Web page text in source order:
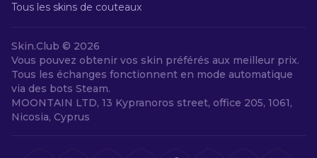
Tous les skins de couteaux
Skin.Club © 2026
Vous pouvez obtenir vos skin préférés aux meilleur prix.
Tous les échanges fonctionnent en mode automatique
via des bots Steam.
MOONTAIN LTD, 13 Kypranoros street, office 205, 1061,
Nicosia, Cyprus